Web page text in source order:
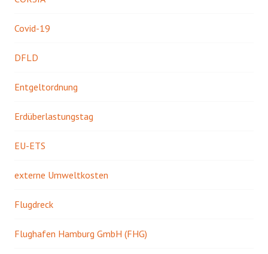
Covid-19
DFLD
Entgeltordnung
Erdüberlastungstag
EU-ETS
externe Umweltkosten
Flugdreck
Flughafen Hamburg GmbH (FHG)